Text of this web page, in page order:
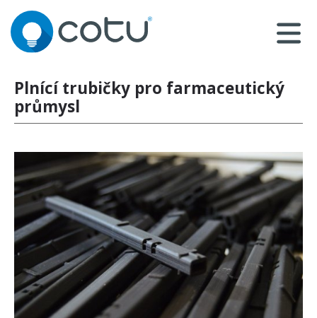
Plnící trubičky pro farmaceutický
průmysl